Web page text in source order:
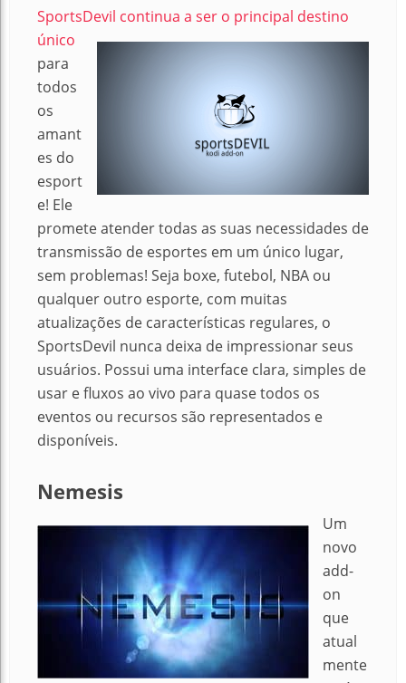
SportsDevil continua a ser o principal destino
único
para
todos
os
amant
es do
esport
e! Ele
promete atender todas as suas necessidades de
transmissão de esportes em um único lugar,
sem problemas! Seja boxe, futebol, NBA ou
qualquer outro esporte, com muitas
atualizações de características regulares, o
SportsDevil nunca deixa de impressionar seus
usuários. Possui uma interface clara, simples de
usar e fluxos ao vivo para quase todos os
eventos ou recursos são representados e
disponíveis.
Nemesis
Um
novo
add-
on
que
atual
mente